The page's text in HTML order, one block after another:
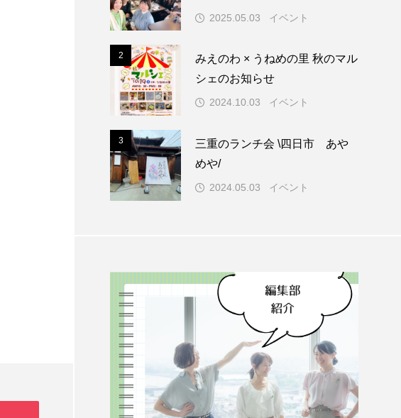
ート〜
2025.05.03 イベント
2
みえのわ × うねめの里 秋のマル
シェのお知らせ
2024.10.03 イベント
3
三重のランチ会 \四日市 あや
めや/
2024.05.03 イベント